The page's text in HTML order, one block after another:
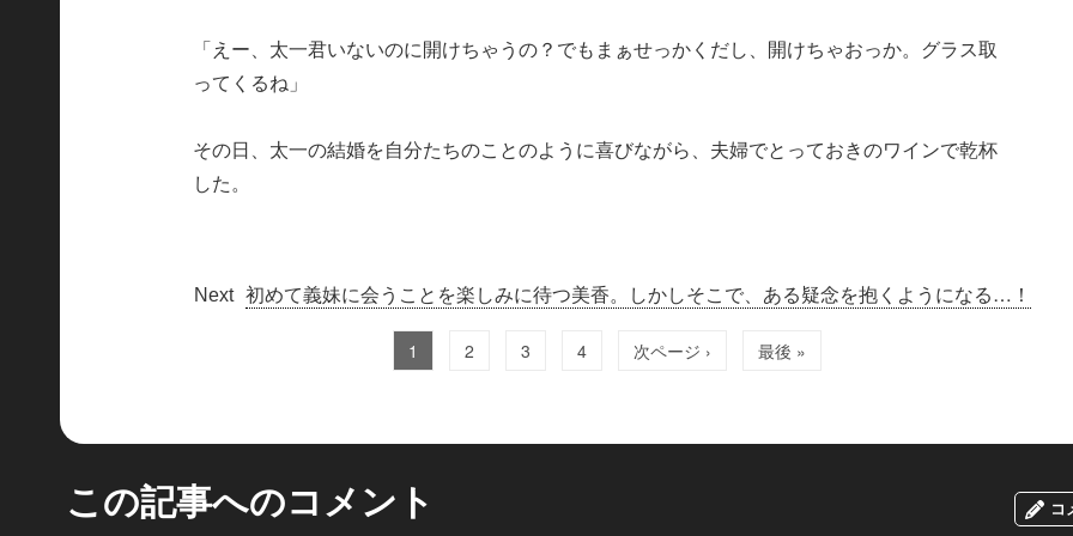
「えー、太一君いないのに開けちゃうの？でもまぁせっかくだし、開けちゃおっか。グラス取
ってくるね」
その日、太一の結婚を自分たちのことのように喜びながら、夫婦でとっておきのワインで乾杯
した。
初めて義妹に会うことを楽しみに待つ美香。しかしそこで、ある疑念を抱くようになる…！
1 2 3 4 次ページ › 最後 »
この記事へのコメント コ